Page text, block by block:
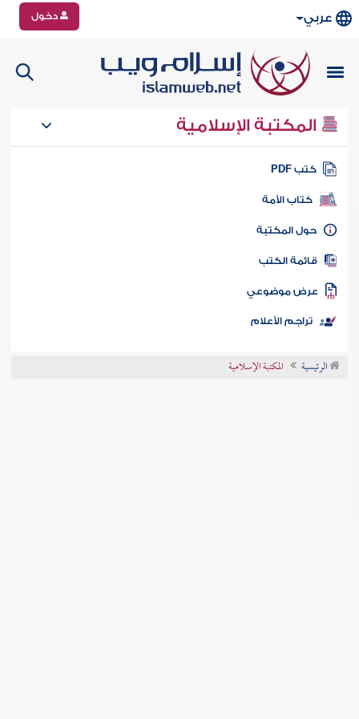
عربي دخول
المكتبة الإسلامية
كتب PDF
كتاب الأمة
المكتبة
الكتب
موضوعي
تراجم الأعلام
الرئيسية المكتبة الإسلامية